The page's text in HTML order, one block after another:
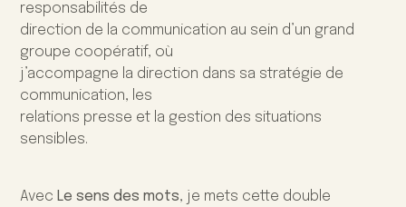
responsabilités de
direction de la communication au sein d’un grand
groupe coopératif, où
j’accompagne la direction dans sa stratégie de
communication, les
relations presse et la gestion des situations
sensibles.
Avec Le sens des mots, je mets cette double